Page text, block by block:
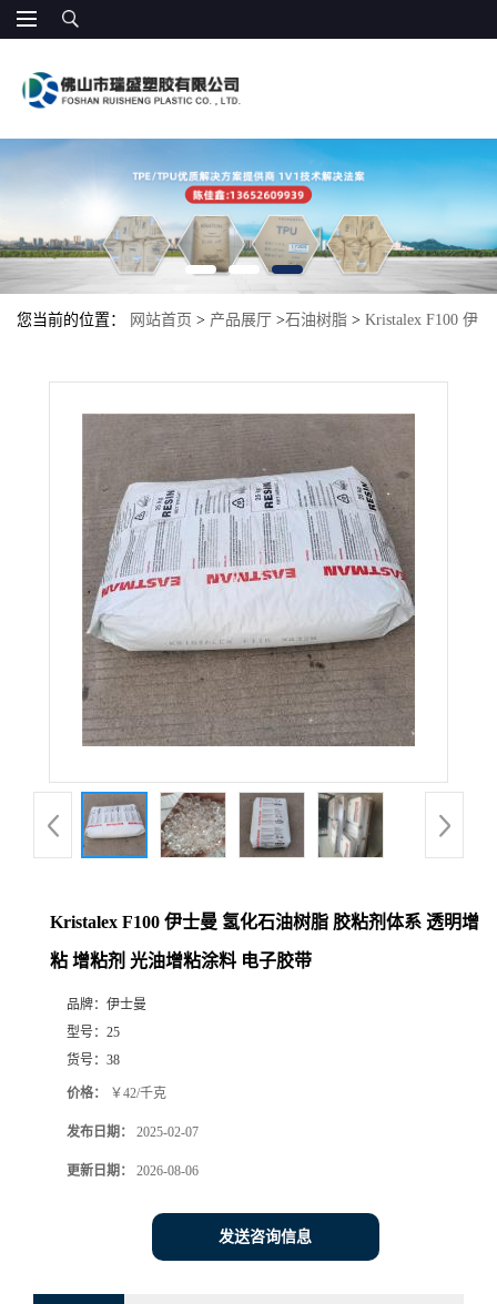
您当前的位置： 网站首页 > 产品展厅 >石油树脂 > Kristalex F100 伊
Kristalex F100 伊士曼 氢化石油树脂 胶粘剂体系 透明增
粘 增粘剂 光油增粘涂料 电子胶带
品牌： 伊士曼
型号： 25
货号： 38
价格： ￥42/千克
发布日期： 2025-02-07
更新日期： 2026-08-06
发送咨询信息